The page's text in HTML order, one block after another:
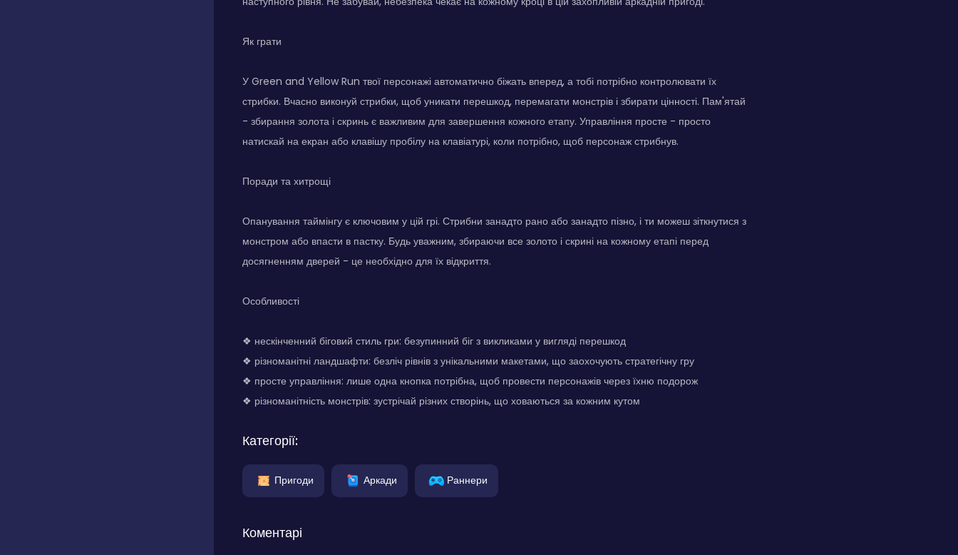
Як грати
У Green and Yellow Run твої персонажі автоматично біжать вперед, а тобі потрібно контролювати їх
стрибки. Вчасно виконуй стрибки, щоб уникати перешкод, перемагати монстрів і збирати цінності. Пам'ятай
- збирання золота і скринь є важливим для завершення кожного етапу. Управління просте - просто
натискай на екран або клавішу пробілу на клавіатурі, коли потрібно, щоб персонаж стрибнув.
Поради та хитрощі
Опанування таймінгу є ключовим у цій грі. Стрибни занадто рано або занадто пізно, і ти можеш зіткнутися з
монстром або впасти в пастку. Будь уважним, збираючи все золото і скрині на кожному етапі перед
досягненням дверей - це необхідно для їх відкриття.
Особливості
❖ нескінченний біговий стиль гри: безупинний біг з викликами у вигляді перешкод
❖ різноманітні ландшафти: безліч рівнів з унікальними макетами, що заохочують стратегічну гру
❖ просте управління: лише одна кнопка потрібна, щоб провести персонажів через їхню подорож
❖ різноманітність монстрів: зустрічай різних створінь, що ховаються за кожним кутом
Категорії:
Пригоди Аркади Раннери
Коментарі